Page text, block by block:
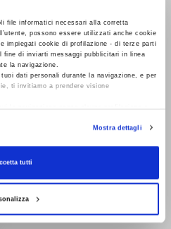
file informatici necessari alla corretta
possono essere utilizzati anche cookie
impiegati cookie di profilazione - di terze parti
di inviarti messaggi pubblicitari in linea
la navigazione.
dati personali durante la navigazione, e per
ti invitiamo a prendere visione
RevocaMostra dettagli
tutti
Fulvio Tomizza